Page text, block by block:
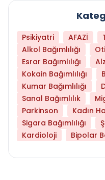
Psikiyatri AFAZİ
Alkol Bağımlılığı
Esrar Bağımlılığı
Kokain Bağımlılığı
Kumar Bağımlılığı
Sanal Bağımlılık
Parkinson
Kadın
Sigara Bağımlılığı
Kardioloji
Bipolar